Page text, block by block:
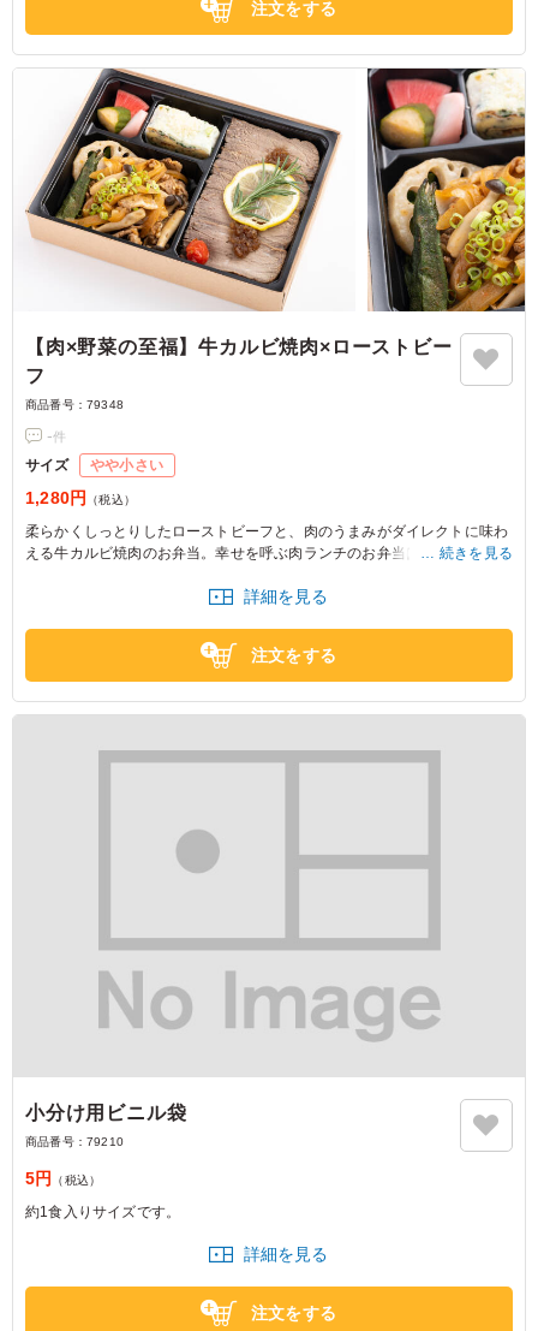
注文をする
【肉×野菜の至福】牛カルビ焼肉×ローストビー
フ
商品番号： 79348
-件
サイズ やや小さい
1,280円 （税込）
柔らかくしっとりしたローストビーフと、肉のうまみがダイレクトに味わ
える牛カルビ焼肉のお弁当。幸せを呼ぶ肉ランチのお弁当はロケ現場はも
野菜と一緒にお召し上がりください。
※野菜は時期によって変わる場合がございます。
※ご飯の種類を下記プルダウンよりお選びください。
続きを見る
詳細を見る
注文をする
小分け用ビニル袋
商品番号： 79210
5円 （税込）
約1食入りサイズです。
詳細を見る
注文をする